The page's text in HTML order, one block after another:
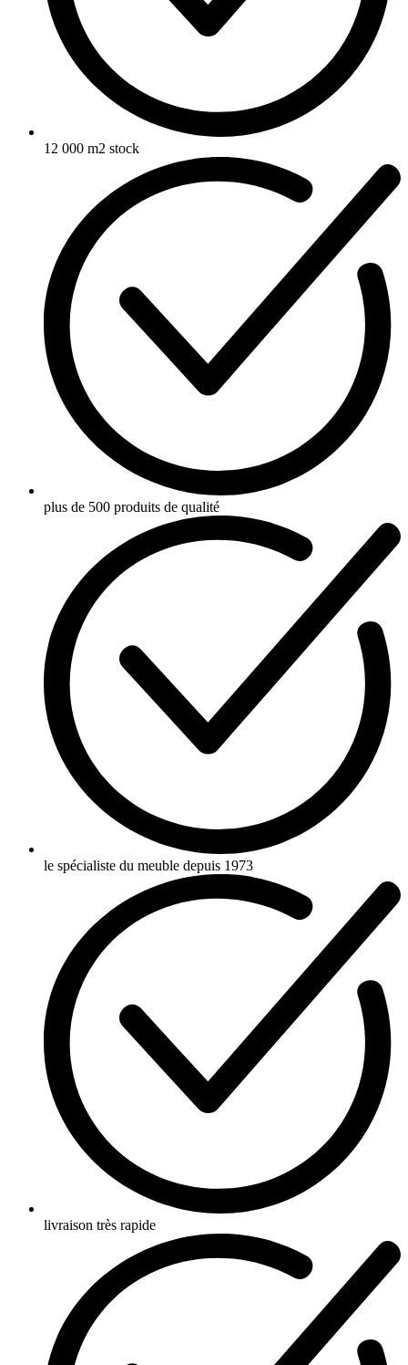
12 000 m2 stock
plus de 500 produits de qualité
le spécialiste du meuble depuis 1973
livraison très rapide